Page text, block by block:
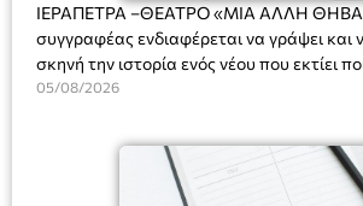
ΙΕΡΑΠΕΤΡΑ –ΘΕΑΤΡΟ «ΜΙΑ ΑΛΛΗ ΘΗΒΑ»
συγγραφέας ενδιαφέρεται να γράψει και
σκηνή την ιστορία ενός νέου που εκτίει
κάθειρξης για πατροκτονία. Ένα
ασθένεια, τον ερωτισμό. Ένα έργο
όσο και διασκεδαστικό. Ο διακεκριμένος
Βαγγέλης Θεοδωρόπουλος ανέδειξε το
05/08/2026